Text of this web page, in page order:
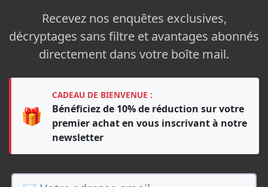
Recevez nos enquêtes exclusives,
décryptages sans filtre et avantages abonnés
directement dans votre boîte mail.
🎁
CADEAU DE BIENVENUE :
Bénéficiez de 10% de réduction sur votre
premier achat en vous inscrivant à notre
newsletter